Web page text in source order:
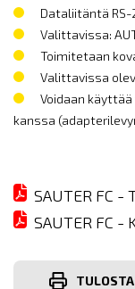
Dataliitäntä
Valittavissa:
Toimitetaan
Valittavissa
Voidaan
kanssa
SAUTER FC -
SAUTER FC -
TULOSTA